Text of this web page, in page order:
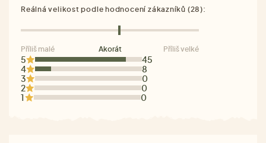
5
45
4
8
3
0
2
0
1
0
Reálná velikost podle hodnocení zákazníků (28):
Příliš malé Akorát Příliš velké